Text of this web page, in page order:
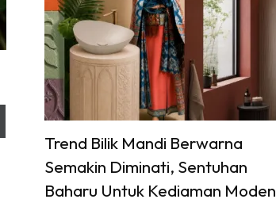
Trend Bilik Mandi Berwarna
Semakin Diminati, Sentuhan
Baharu Untuk Kediaman Moden